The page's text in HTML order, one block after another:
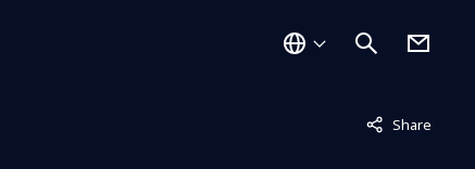
Share
非表示中